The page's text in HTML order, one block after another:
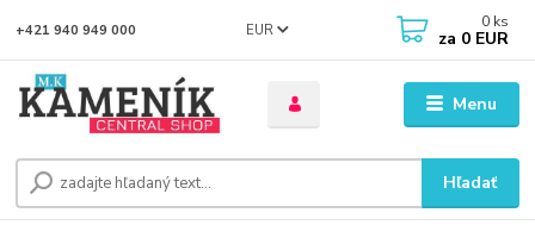
Menu
EUR
Hľadať
+421 940 949 000 0 ks
za 0 EUR